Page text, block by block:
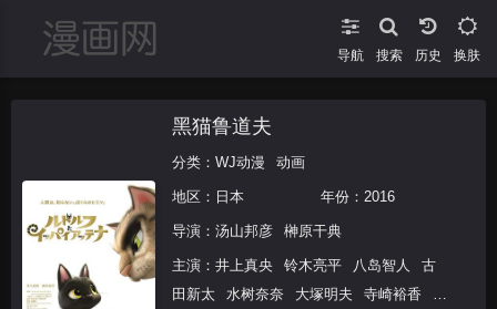
导航 搜索 换肤
黑猫鲁道夫
分类： WJ动漫 动画
地区： 日本 年份： 2016
导演： 汤山邦彦 榊原干典
主演： 井上真央 铃木亮平 八岛智人
古
田新太
水树奈奈 大塚明夫 寺崎裕香
佐